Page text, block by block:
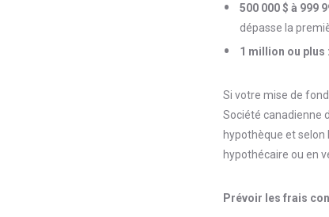
500 000 $ à 999
dépasse la
1 million ou plus :
Si votre mise de
Société canadienne
hypothèque et
hypothécaire ou en
Prévoir les frais